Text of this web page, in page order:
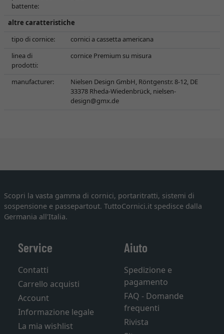
battente:
altre caratteristiche
tipo di cornice:
cornici a cassetta americana
linea di
prodotti:
cornice Premium su misura
manufacturer:
Nielsen Design GmbH, Röntgenstr. 8-12, DE
33378 Rheda-Wiedenbrück, nielsen-
design@gmx.de
Scopri la vasta gamma di cornici, portaritratti, sistemi di
sospensione e passepartout. TuttoCornici.it spedisce dalla
Germania all'Italia.
Service
Contatti
Carrello acquisti
Account
Informazione legale
La mia wishlist
Aiuto
Spedizione e
pagamento
FAQ - Domande
frequenti
Rivista